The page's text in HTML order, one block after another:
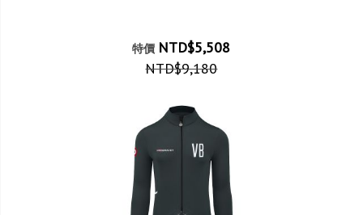
特價 NTD$5,508
NTD$9,180